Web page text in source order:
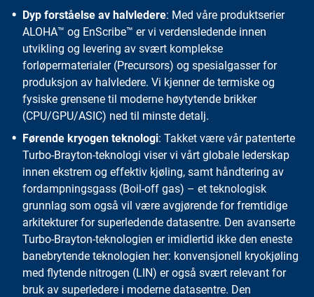
Dyp forståelse av halvledere: Med våre produktserier
ALOHA™ og EnScribe™ er vi verdensledende innen
utvikling og levering av svært komplekse
forløpermaterialer (Precursors) og spesialgasser for
produksjon av halvledere. Vi kjenner de termiske og
fysiske grensene til moderne høytytende brikker
(CPU/GPU/ASIC) ned til minste detalj.
Førende kryogen teknologi: Takket være vår patenterte
Turbo-Brayton-teknologi viser vi vårt globale lederskap
innen ekstrem og effektiv kjøling, samt håndtering av
fordampningsgass (Boil-off gas) – et teknologisk
grunnlag som også vil være avgjørende for fremtidige
arkitekturer for superledende datasentre. Den avanserte
Turbo-Brayton-teknologien er imidlertid ikke den eneste
banebrytende teknologien her: konvensjonell kryokjøling
med flytende nitrogen (LIN) er også svært relevant for
bruk av superledere i moderne datasentre. Den